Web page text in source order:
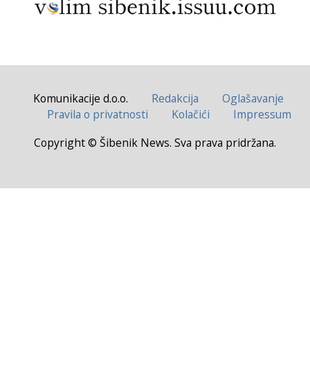
Komunikacije d.o.o. Redakcija
Oglašavanje
Pravila o privatnosti
Kolačići
Impressum
Copyright © Šibenik News. Sva prava pridržana.